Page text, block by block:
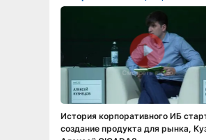
Смотреть видео
История корпоративного ИБ
создание продукта для рынка,